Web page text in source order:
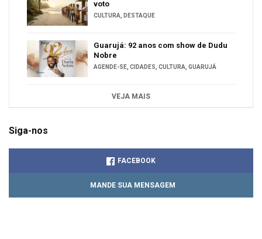
voto
CULTURA DESTAQUE
Guarujá: 92 anos com show de Dudu
Nobre
AGENDE-SE CIDADES CULTURA GUARUJÁ
VEJA MAIS
Siga-nos
FACEBOOK
MANDE SUA MENSAGEM